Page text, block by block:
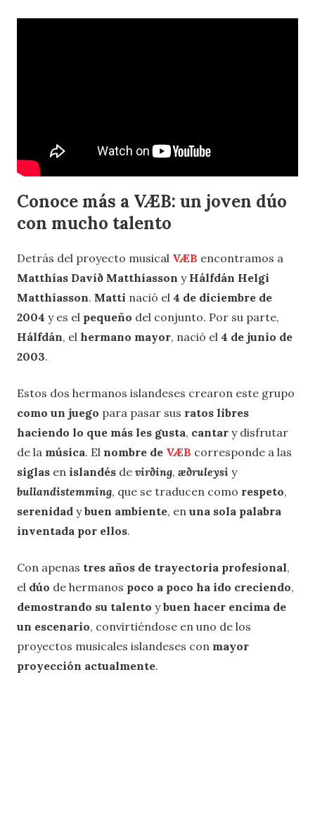
Conoce más a VÆB: un joven dúo
con mucho talento
Detrás del proyecto musical VÆB encontramos a
Matthías Davíð Matthíasson y Hálfdán Helgi
Matthíasson. Matti nació el 4 de diciembre de
2004 y es el pequeño del conjunto. Por su parte,
Hálfdán, el hermano mayor, nació el 4 de junio de
2003.
Estos dos hermanos islandeses crearon este grupo
como un juego para pasar sus ratos libres
haciendo lo que más les gusta, cantar y disfrutar
de la música. El nombre de VÆB corresponde a las
siglas en islandés de virðing, æðruleysi y
bullandistemming, que se traducen como respeto,
serenidad ybuen ambiente, en una sola palabra
inventada por ellos.
Con apenas tres años de trayectoria profesional,
el dúo de hermanos poco a poco ha ido creciendo,
demostrando su talento ybuen hacer encima de
un escenario, convirtiéndose en uno de los
proyectos musicales islandeses con mayor
proyección actualmente.